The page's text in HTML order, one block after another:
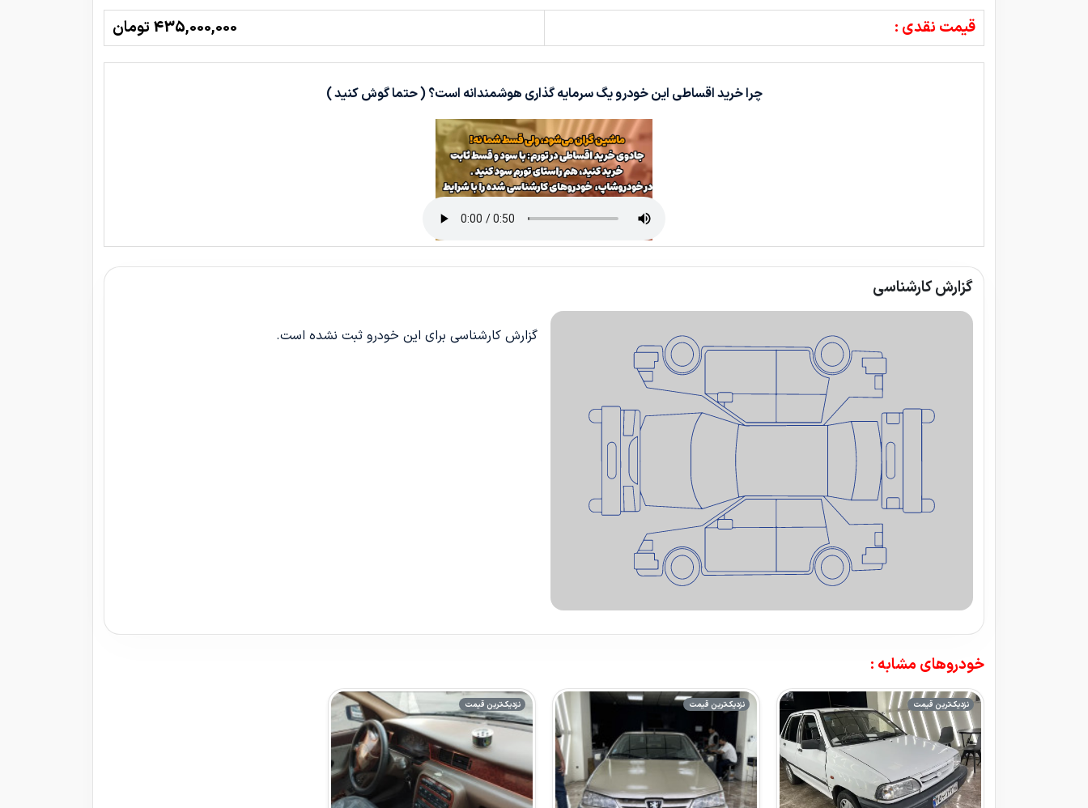
قیمت نقدی : 435,000,000 تومان
چرا خرید اقساطی این خودرو یگ سرمایه گذاری هوشمندانه است؟ ( حتما گوش کنید )
گزارش کارشناسی
گزارش کارشناسی برای این خودرو ثبت نشده است.
خودروهای مشابه :
نزدیک‌ترین قیمت نزدیک‌ترین قیمت نزدیک‌ترین قیمت